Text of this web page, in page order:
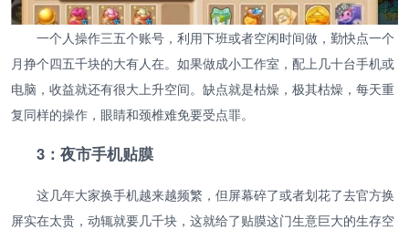
一个人操作三五个账号，利用下班或者空闲时间做，勤快点一个
月挣个四五千块的大有人在。如果做成小工作室，配上几十台手机或
电脑，收益就还有很大上升空间。缺点就是枯燥，极其枯燥，每天重
复同样的操作，眼睛和颈椎难免要受点罪。
3：夜市手机贴膜
这几年大家换手机越来越频繁，但屏幕碎了或者划花了去官方换
屏实在太贵，动辄就要几千块，这就给了贴膜这门生意巨大的生存空